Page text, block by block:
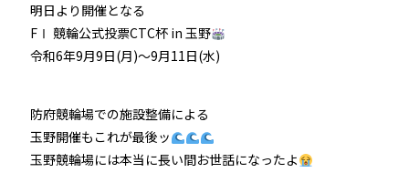
明日より開催となる
FⅠ 競輪公式投票CTC杯 in 玉野
令和6年9月9日(月)〜9月11日(水)
防府競輪場での施設整備による
玉野開催もこれが最後ッ
玉野競輪場には本当に長い間お世話になったよ